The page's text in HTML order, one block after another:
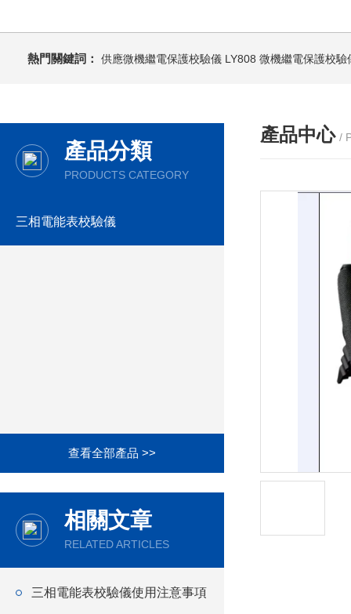
熱門關鍵詞： 供應微機繼電保護校驗儀 LY808 微機繼電保護校驗
產品分類
PRODUCTS CATEGORY
三相電能表校驗儀
查看全部產品 >>
相關文章
RELATED ARTICLES
三相電能表校驗儀使用注意事項
產品中心 /